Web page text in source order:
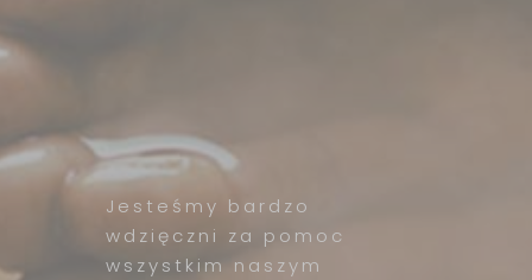
Jesteśmy bardzo
wdzięczni za pomoc
wszystkim naszym